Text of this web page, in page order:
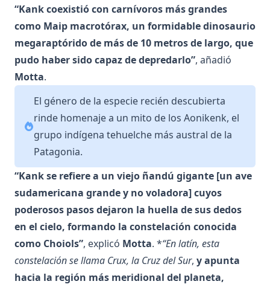
“Kank coexistió con carnívoros más grandes
como Maip macrotórax, un formidable dinosaurio
megaraptórido de más de 10 metros de largo, que
pudo haber sido capaz de depredarlo”, añadió
Motta.
El género de la especie recién descubierta
rinde homenaje a un mito de los Aonikenk, el
grupo indígena tehuelche más austral de la
Patagonia.
“Kank se refiere a un viejo ñandú gigante [un ave
sudamericana grande y no voladora] cuyos
poderosos pasos dejaron la huella de sus dedos
en el cielo, formando la constelación conocida
como Choiols”, explicó Motta. *“En latín, esta
constelación se llama Crux, la Cruz del Sur, y apunta
hacia la región más meridional del planeta,